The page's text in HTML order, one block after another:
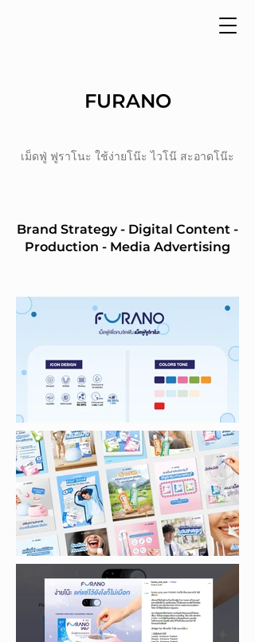
FURANO
เม็ดฟู่ ฟูราโนะ ใช้ง่ายโน๊ะ ไวโน๊ สะอาดโน๊ะ
Brand Strategy - Digital Content -
Production - Media Advertising